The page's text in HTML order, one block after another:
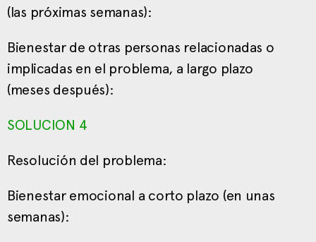
(las próximas semanas):
Bienestar de otras personas relacionadas o
implicadas en el problema, a largo plazo
(meses después):
SOLUCION 4
Resolución del problema:
Bienestar emocional a corto plazo (en unas
semanas):